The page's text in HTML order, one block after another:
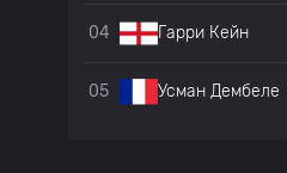
04 Гарри Кейн
05 Усман Дембеле